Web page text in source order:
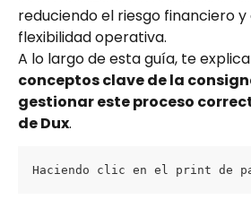
reduciendo el riesgo financiero
flexibilidad operativa.
A lo largo de esta guía, te
conceptos clave de la
gestionar este proceso
de Dux.
Haciendo clic en el print de